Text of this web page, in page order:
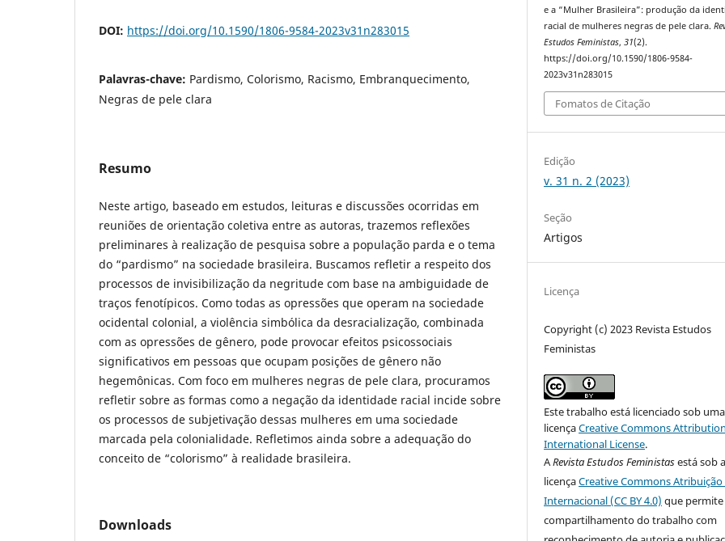
DOI: https://doi.org/10.1590/1806-9584-2023v31n283015
Palavras-chave: Pardismo, Colorismo, Racismo, Embranquecimento,
Negras de pele clara
Resumo
Neste artigo, baseado em estudos, leituras e discussões ocorridas em
reuniões de orientação coletiva entre as autoras, trazemos reflexões
preliminares à realização de pesquisa sobre a população parda e o tema
do “pardismo” na sociedade brasileira. Buscamos refletir a respeito dos
processos de invisibilização da negritude com base na ambiguidade de
traços fenotípicos. Como todas as opressões que operam na sociedade
ocidental colonial, a violência simbólica da desracialização, combinada
com as opressões de gênero, pode provocar efeitos psicossociais
significativos em pessoas que ocupam posições de gênero não
hegemônicas. Com foco em mulheres negras de pele clara, procuramos
refletir sobre as formas como a negação da identidade racial incide sobre
os processos de subjetivação dessas mulheres em uma sociedade
marcada pela colonialidade. Refletimos ainda sobre a adequação do
conceito de “colorismo” à realidade brasileira.
Downloads
e a “Mulher Brasileira”: produção da
racial de mulheres negras de pele clara.
Estudos Feministas,31(2).
https://doi.org/10.1590/1806-9584-
2023v31n283015
Fomatos de Citação
Edição
v. 31 n. 2 (2023)
Seção
Artigos
Licença
Copyright (c) 2023 Revista Estudos
Feministas
Este trabalho está licenciado sob uma
licençaCreative Commons
International License.
ARevista Estudos Feministasestá sob a
licençaCreative Commons Atribuição
Internacional (CC BY 4.0) que
compartilhamento do trabalho com